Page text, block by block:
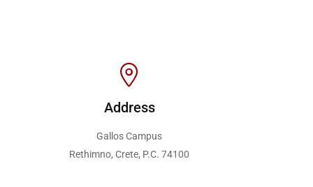
Address
Gallos Campus
Rethimno, Crete, P.C. 74100